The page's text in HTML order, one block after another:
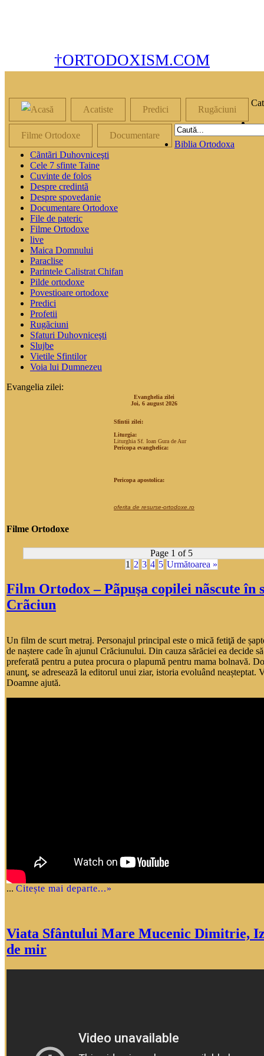
†ORTODOXISM.COM
Acatiste Predici Rugăciuni
Filme Ortodoxe Documentare
Biblia Ortodoxa
Cãntãri Duhovniceşti
Cele 7 sfinte Taine
Cuvinte de folos
Despre credintã
Despre spovedanie
Documentare Ortodoxe
File de pateric
Filme Ortodoxe
live
Maica Domnului
Paraclise
Parintele Calistrat Chifan
Pilde ortodoxe
Povestioare ortodoxe
Predici
Profetii
Rugãciuni
Sfaturi Duhovniceşti
Slujbe
Vietile Sfintilor
Voia lui Dumnezeu
Evangelia zilei:
Evanghelia zilei
Joi, 6 august 2026
Sfintii zilei:
Liturgia:
Liturghia Sf. Ioan Gura de Aur
Pericopa evanghelica:
Pericopa apostolica:
oferita de resurse-ortodoxe.ro
Filme Ortodoxe
Page 1 of 5
1 2 3 4 5 Următoarea »
Film Ortodox – Pãpuşa copilei nãscute în
Crãciun
Un film de scurt metraj. Personajul principal este o mică fetiţă de
de naștere cade în ajunul Crăciunului. Din cauza sărăciei ea decide
preferată pentru a putea procura o plapumă pentru mama bolnavă.
anunţ, se adresează la editorul unui ziar, istoria evoluând neașteptat.
Doamne ajută.
... Citește mai departe...»
Viata Sfântului Mare Mucenic Dimitrie,
de mir